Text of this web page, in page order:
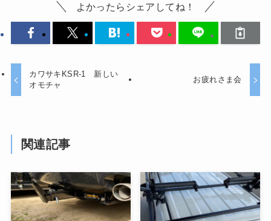
よかったらシェアしてね！
カワサキKSR-1 新しい
オモチャ
お疲れさま会
関連記事